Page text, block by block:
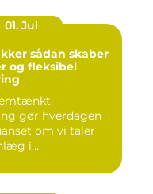
01. Jul
skaber
og fleksibel
gør hverdagen
om vi taler
i